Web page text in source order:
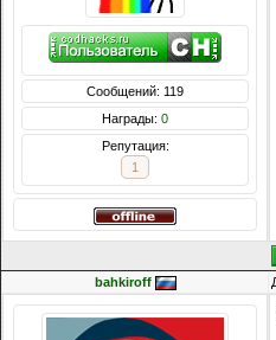
Сообщений: 119
Награды: 0
Репутация:
1
bahkiroff